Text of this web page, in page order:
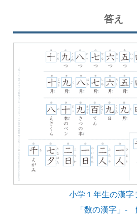
答え
小学１年生の漢字
「数の漢字」-